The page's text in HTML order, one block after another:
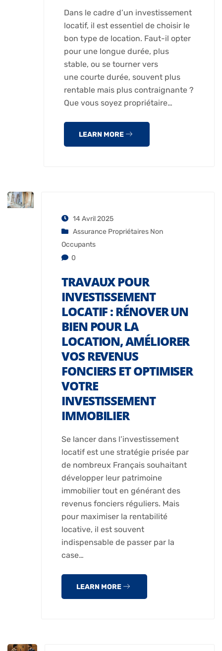
Dans le cadre d’un investissement
locatif, il est essentiel de choisir le
bon type de location. Faut-il opter
pour une longue durée, plus
stable, ou se tourner vers
une courte durée, souvent plus
rentable mais plus contraignante ?
Que vous soyez propriétaire…
LEARN MORE
14 Avril 2025
Assurance Propriétaires Non
Occupants
0
TRAVAUX POUR
INVESTISSEMENT
LOCATIF : RÉNOVER UN
BIEN POUR LA
LOCATION, AMÉLIORER
VOS REVENUS
FONCIERS ET OPTIMISER
VOTRE
INVESTISSEMENT
IMMOBILIER
Se lancer dans l’investissement
locatif est une stratégie prisée par
de nombreux Français souhaitant
développer leur patrimoine
immobilier tout en générant des
revenus fonciers réguliers. Mais
pour maximiser la rentabilité
locative, il est souvent
indispensable de passer par la
case…
LEARN MORE